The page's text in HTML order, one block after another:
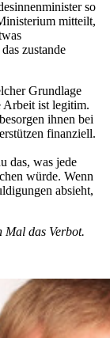
so
mitteilt,
zustande
Grundlage
Arbeit ist legitim.
ihnen bei
finanziell.
das, was jede
würde. Wenn
absieht,
Mal das Verbot.